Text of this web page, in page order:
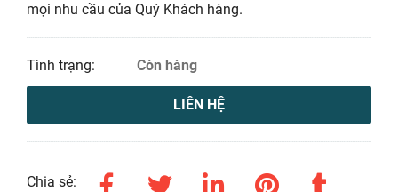
mọi nhu cầu của Quý Khách hàng.
Tình trạng: Còn hàng
LIÊN HỆ
Chia sẻ: